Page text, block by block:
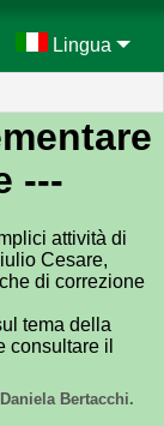
Lingua
---
attività di
Cesare,
di correzione
tema della
consultare il
Bertacchi.